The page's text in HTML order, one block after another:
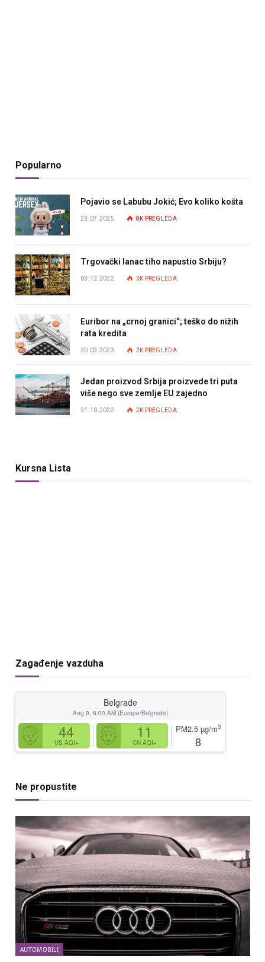
Popularno
Pojavio se Labubu Jokić; Evo koliko košta
23.07.2025. 8K PREGLEDA
Trgovački lanac tiho napustio Srbiju?
03.12.2022. 3K PREGLEDA
Euribor na „crnoj granici“; teško do nižih
rata kredita
30.03.2023. 2K PREGLEDA
Jedan proizvod Srbija proizvede tri puta
više nego sve zemlje EU zajedno
31.10.2022. 2K PREGLEDA
Kursna Lista
Zagađenje vazduha
Belgrade
Aug 9, 6:00 AM (Europe/Belgrade)
44
US AQI+
11
CN AQI+
PM2.5 µg/m3
8
Ne propustite
AUTOMOBILI